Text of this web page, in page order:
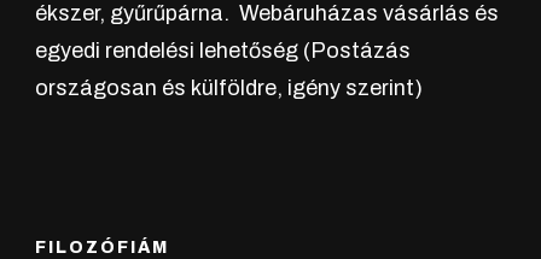
ékszer, gyűrűpárna. Webáruházas vásárlás és
egyedi rendelési lehetőség (Postázás
országosan és külföldre, igény szerint)
FILOZÓFIÁM